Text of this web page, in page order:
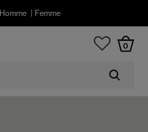
Homme Femme
0